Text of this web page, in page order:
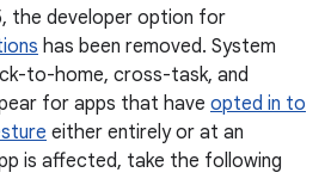
the developer option for
has been removed. System
to-home, cross-task, and
for apps that have opted in to
either entirely or at an
is affected, take the following